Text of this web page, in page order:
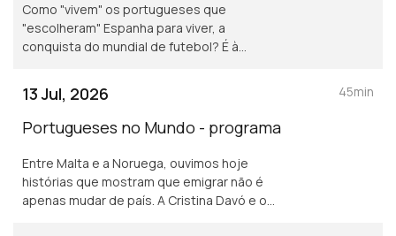
Como "vivem" os portugueses que
"escolheram" Espanha para viver, a
conquista do mundial de futebol? É à
e o Carlos Calafate.
13 Jul, 2026
Portugueses no Mundo - programa
Entre Malta e a Noruega, ouvimos hoje
histórias que mostram que emigrar não é
apenas mudar de país. A Cristina Davó e o
45min